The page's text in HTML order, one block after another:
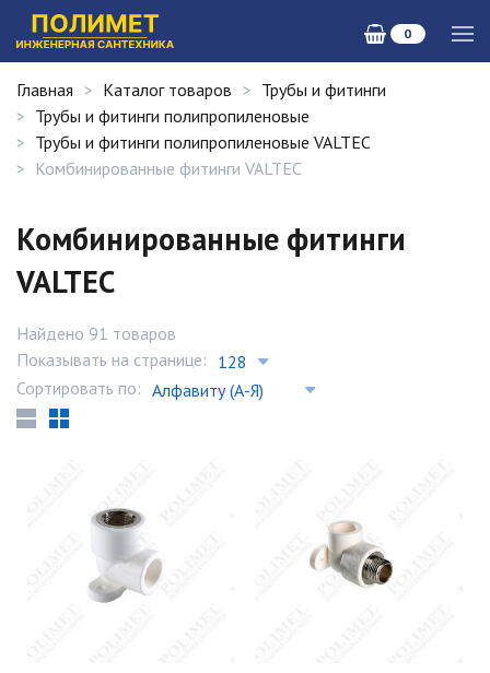
0
Главная Каталог товаров
Трубы и фитинги
Трубы и фитинги полипропиленовые
Трубы и фитинги полипропиленовые VALTEC
Комбинированные фитинги VALTEC
Комбинированные фитинги
VALTEC
Найдено 91 товаров
Показывать на странице:
Сортировать по: